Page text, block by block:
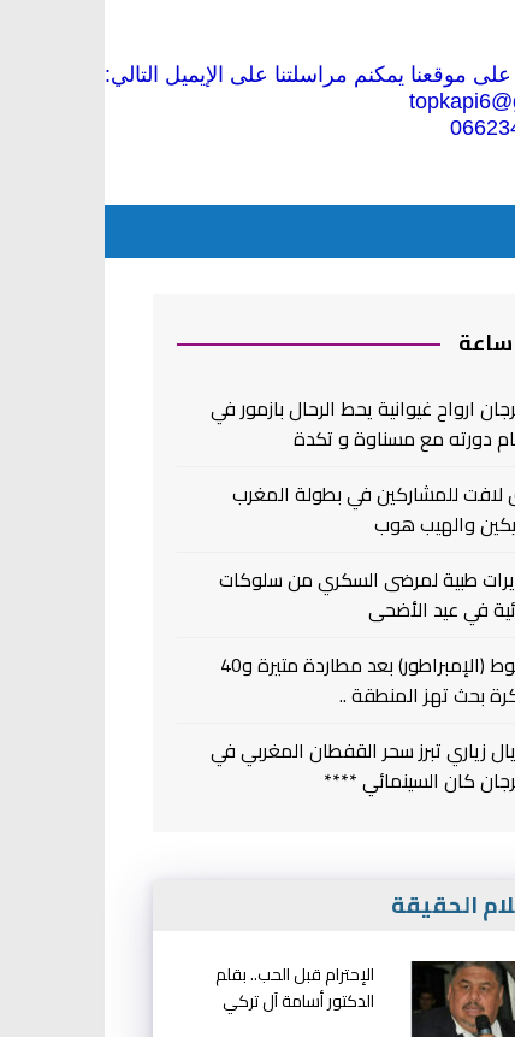
موقعنا يمكنم مراسلتنا على الإيميل التالي:
ارواح غيوانية يحط الرحال بازمور في
دورته مع مسناوة و تكدة
لافت للمشاركين في بطولة المغرب
والهيب هوب
طبية لمرضى السكري من سلوكات
في عيد الأضحى
سقوط (الإمبراطور) بعد مطاردة متيرة و40
بحث تهز المنطقة ..
زياري تبرز سحر القفطان المغربي في
كان السينمائي ****
الحقيقة
الإحترام قبل الحب.. بقلم
الدكتور أسامة آل تركي